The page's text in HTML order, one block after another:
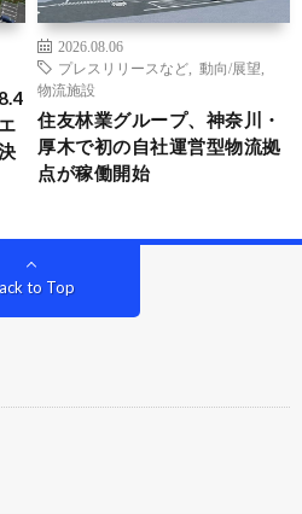
2026.08.06
プレスリリースなど
動向/展望
物流施設
住友林業グループ、神奈川・
厚木で初の自社運営型物流拠
点が稼働開始
to Top